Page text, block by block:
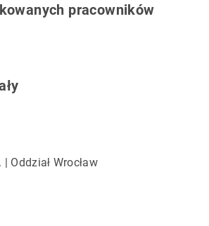
pracowników
Oddział Wrocław